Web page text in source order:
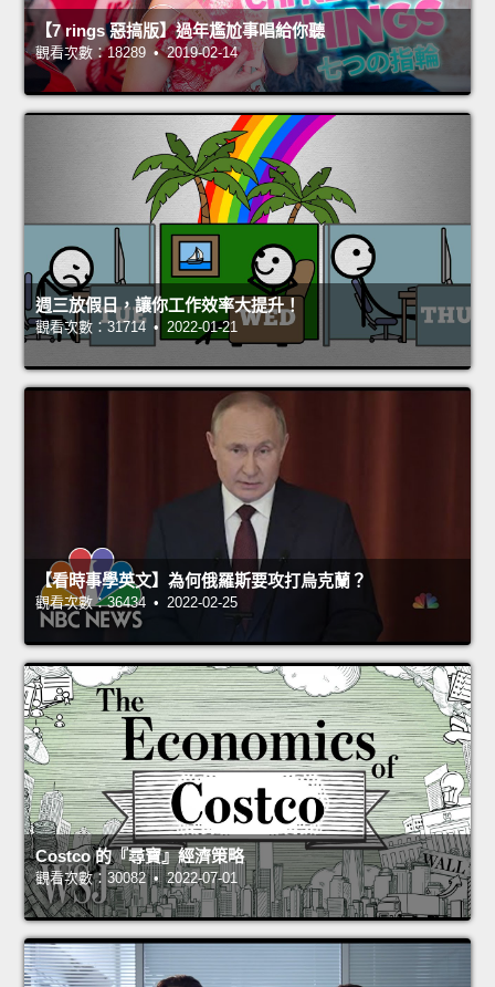
【7 rings 惡搞版】過年尷尬事唱給你聽
觀看次數：18289 • 2019-02-14
週三放假日，讓你工作效率大提升！
觀看次數：31714 • 2022-01-21
【看時事學英文】為何俄羅斯要攻打烏克蘭？
觀看次數：36434 • 2022-02-25
Costco 的『尋寶』經濟策略
觀看次數：30082 • 2022-07-01